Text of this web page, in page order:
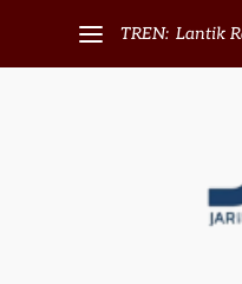
TREN: Lantik